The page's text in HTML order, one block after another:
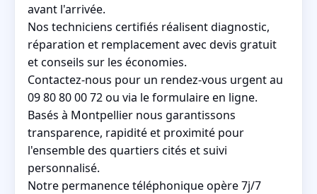
avant l'arrivée.
Nos techniciens certifiés réalisent diagnostic,
réparation et remplacement avec devis gratuit
et conseils sur les économies.
Contactez-nous pour un rendez-vous urgent au
09 80 80 00 72 ou via le formulaire en ligne.
Basés à Montpellier nous garantissons
transparence, rapidité et proximité pour
l'ensemble des quartiers cités et suivi
personnalisé.
Notre permanence téléphonique opère 7j/7